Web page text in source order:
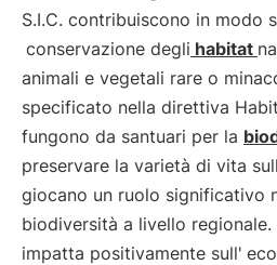
S.I.C. contribuiscono in modo
conservazione degli habitat
animali e vegetali rare o
specificato nella direttiva
fungono da santuari per la
preservare la varietà di vita
giocano un ruolo significativo
biodiversità a livello
impatta positivamente sull'